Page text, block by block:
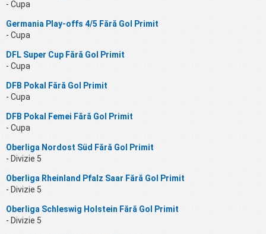
- Cupa
Germania Play-offs 4/5 Fără Gol Primit
- Cupa
DFL Super Cup Fără Gol Primit
- Cupa
DFB Pokal Fără Gol Primit
- Cupa
DFB Pokal Femei Fără Gol Primit
- Cupa
Oberliga Nordost Süd Fără Gol Primit
- Divizie 5
Oberliga Rheinland Pfalz Saar Fără Gol Primit
- Divizie 5
Oberliga Schleswig Holstein Fără Gol Primit
- Divizie 5